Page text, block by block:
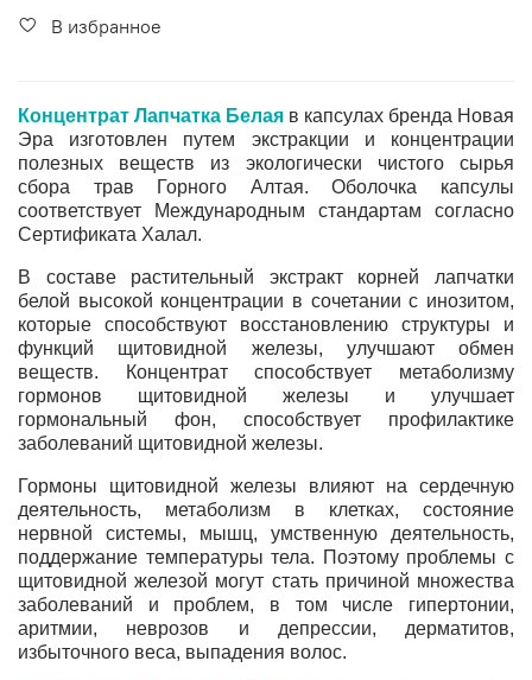
В избранное
Концентрат Лапчатка Белая в капсулах бренда Новая
Эра изготовлен путем экстракции и концентрации
полезных веществ из экологически чистого сырья
сбора трав Горного Алтая.Оболочка капсулы
соответствует Международным стандартам согласно
Сертификата Халал.
В составе растительный экстракт корней лапчатки
белой высокой концентрации в сочетании с инозитом,
которые способствуют восстановлению структуры и
функций щитовидной железы, улучшают обмен
веществ. Концентрат способствует метаболизму
гормонов щитовидной железы и улучшает
гормональный фон, способствует профилактике
заболеваний щитовидной железы.
Гормоны щитовидной железы влияют на сердечную
деятельность, метаболизм в клетках, состояние
нервной системы, мышц, умственную деятельность,
поддержание температуры тела. Поэтому проблемы с
щитовидной железой могут стать причиной множества
заболеваний и проблем, в том числе гипертонии,
аритмии, неврозов и депрессии, дерматитов,
избыточного веса, выпадения волос.